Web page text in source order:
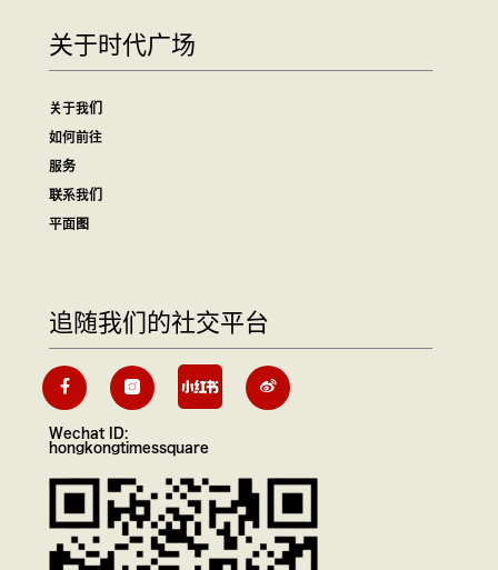
关于时代广场
关于我们
如何前往
服务
联系我们
平面图
追随我们的社交平台
Wechat ID:
hongkongtimessquare